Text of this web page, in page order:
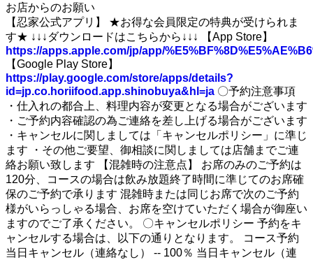
お店からのお願い
【忍家公式アプリ】 ★お得な会員限定の特典が受けられま
す★ ↓↓↓ダウンロードはこちらから↓↓↓ 【App Store】
https://apps.apple.com/jp/app/
【Google Play Store】
https://play.google.com/store/apps/details?
id=jp.co.horiifood.app.shinobuya&hl=ja 〇予約注意事項
・仕入れの都合上、料理内容が変更となる場合がございます
・ご予約内容確認の為ご連絡を差し上げる場合がございます
・キャンセルに関しましては「キャンセルポリシー」に準じ
ます ・その他ご要望、御相談に関しましては店舗までご連
絡お願い致します 【混雑時の注意点】 お席のみのご予約は
120分、コースの場合は飲み放題終了時間に準じてのお席確
保のご予約で承ります 混雑時または同じお席で次のご予約
様がいらっしゃる場合、お席を空けていただく場合が御座い
ますのでご了承ください。 〇キャンセルポリシー 予約をキ
ャンセルする場合は、以下の通りとなります。 コース予約
当日キャンセル（連絡なし） -- 100％ 当日キャンセル（連